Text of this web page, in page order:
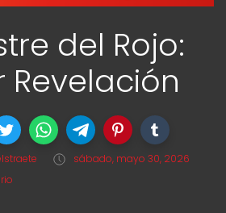
del Rojo:
sábado, mayo 30, 2026